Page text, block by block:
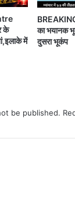
के
में
का भयानक
दुसरा भूकंप
be published.